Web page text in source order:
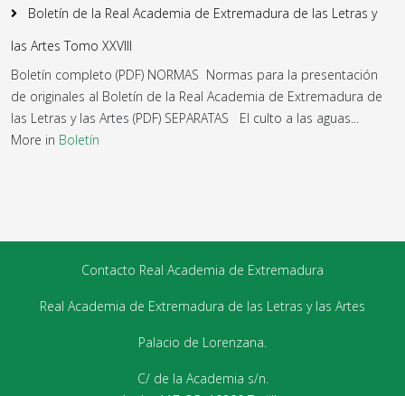
Boletín de la Real Academia de Extremadura de las Letras y
las Artes Tomo XXVIII
Boletín completo (PDF) NORMAS Normas para la presentación
de originales al Boletín de la Real Academia de Extremadura de
las Letras y las Artes (PDF) SEPARATAS El culto a las aguas...
More in Boletín
Contacto Real Academia de Extremadura
Real Academia de Extremadura de las Letras y las Artes
Palacio de Lorenzana.
C/ de la Academia s/n.